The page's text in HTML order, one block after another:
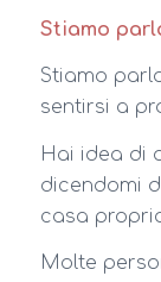
Stiamo
Stiamo
sentirsi a
Hai idea di
dicendomi
casa
Molte